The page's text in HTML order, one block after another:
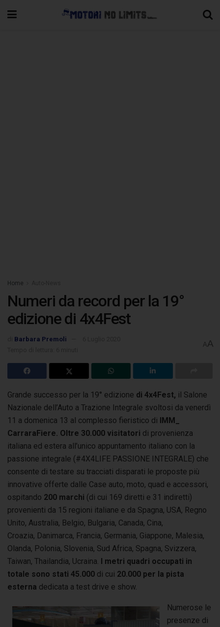
Home
Numeri da record per la 19°
edizione di 4x4Fest
Barbara Premoli
AA
Grande successo per la 19° edizione di 4x4Fest, il Salone
Nazionale dell’Auto a Trazione Integrale svoltosi da venerdì
11 a domenica 13 al complesso fieristico di IMM_
CarraraFiere. Oltre 30.000 visitatori di provenienza
italiana ed estera all’unico appuntamento italiano con la
passione integrale (#4X4LIFE PASSIONE INTEGRALE) che
consente di testare su tracciati disparati le proposte più
innovative offerte dalle Case auto, moto, quad e accessori,
ospitando 200 marchi (di cui 169 diretti e 31 indiretti)
provenienti da 15 regioni italiane e da Spagna, USA, Regno
Unito, Australia, Belgio, Bulgaria, Canada, Cina,
Croazia, Danimarca, Francia, Germania, Giappone, Malesia,
Olanda, Polonia, Slovenia, Sud Africa, Spagna, Svizzera,
Taiwan, Thailandia, Ucraina. I metri quadri occupati in
totale sono stati 45.000 di cui 20.000 per la pista
esterna dedicata a test drive e show.
Numerose le
presenze di